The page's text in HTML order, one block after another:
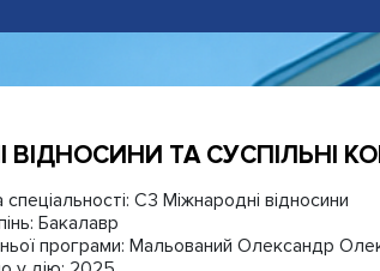
МОВУ
ТА СУСПІЛЬНІ
С3 Міжнародні відносини
Бакалавр
програми: Мальований Олександр